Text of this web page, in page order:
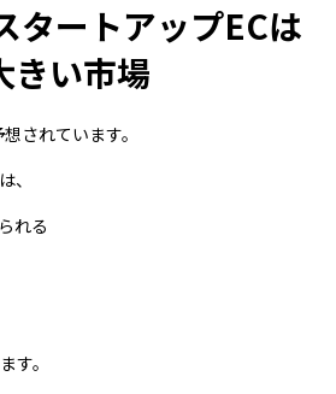
タートアップECは
きい市場
されています。
、
れる
す。